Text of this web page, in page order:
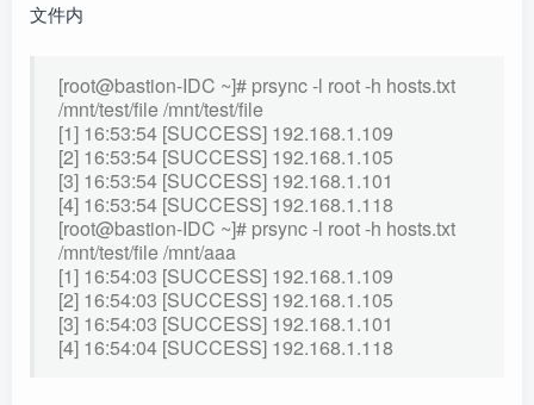
文件内
[root@bastion-IDC ~]# prsync -l root -h hosts.txt
/mnt/test/file /mnt/test/file
[1] 16:53:54 [SUCCESS] 192.168.1.109
[2] 16:53:54 [SUCCESS] 192.168.1.105
[3] 16:53:54 [SUCCESS] 192.168.1.101
[4] 16:53:54 [SUCCESS] 192.168.1.118
[root@bastion-IDC ~]# prsync -l root -h hosts.txt
/mnt/test/file /mnt/aaa
[1] 16:54:03 [SUCCESS] 192.168.1.109
[2] 16:54:03 [SUCCESS] 192.168.1.105
[3] 16:54:03 [SUCCESS] 192.168.1.101
[4] 16:54:04 [SUCCESS] 192.168.1.118